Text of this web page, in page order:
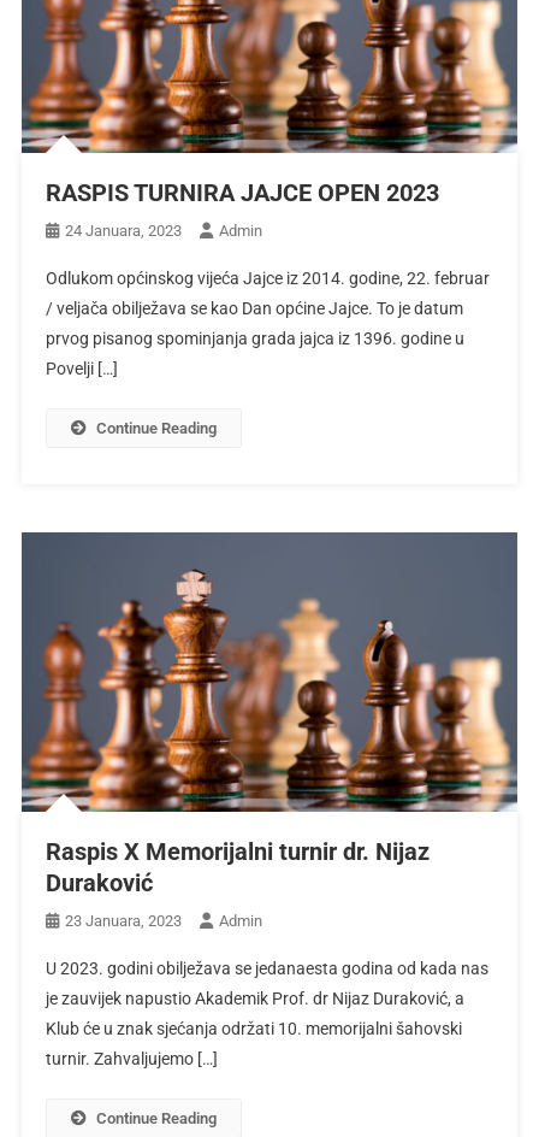
RASPIS TURNIRA JAJCE OPEN 2023
24 Januara, 2023 Admin
Odlukom općinskog vijeća Jajce iz 2014. godine, 22. februar
/ veljača obilježava se kao Dan općine Jajce. To je datum
prvog pisanog spominjanja grada jajca iz 1396. godine u
Povelji […]
Continue Reading
Raspis X Memorijalni turnir dr. Nijaz
Duraković
23 Januara, 2023 Admin
U 2023. godini obilježava se jedanaesta godina od kada nas
je zauvijek napustio Akademik Prof. dr Nijaz Duraković, a
Klub će u znak sjećanja održati 10. memorijalni šahovski
turnir. Zahvaljujemo […]
Continue Reading